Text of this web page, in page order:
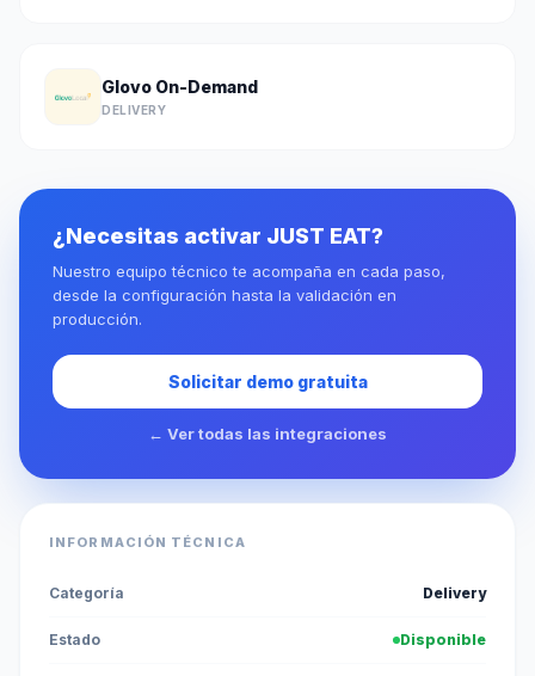
Glovo On-Demand
DELIVERY
¿Necesitas activar JUST EAT?
Nuestro equipo técnico te acompaña en cada paso,
desde la configuración hasta la validación en
producción.
Solicitar demo gratuita
← Ver todas las integraciones
INFORMACIÓN TÉCNICA
Categoría Delivery
Estado Disponible